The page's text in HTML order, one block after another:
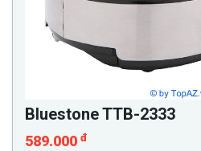
Bluestone TTB-2333
589.000 đ